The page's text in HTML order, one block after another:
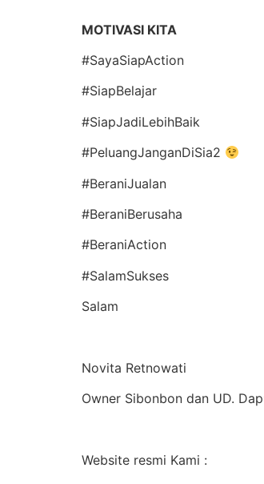
MOTIVASI KITA
#SayaSiapAction
#SiapBelajar
#SiapJadiLebihBaik
#PeluangJanganDiSia2
#BeraniJualan
#BeraniBerusaha
#BeraniAction
#SalamSukses
Salam
Novita Retnowati
Owner Sibonbon dan UD.
Website resmi Kami :